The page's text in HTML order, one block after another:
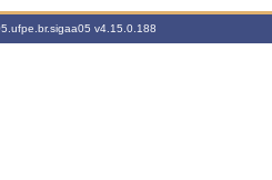
v4.15.0.188